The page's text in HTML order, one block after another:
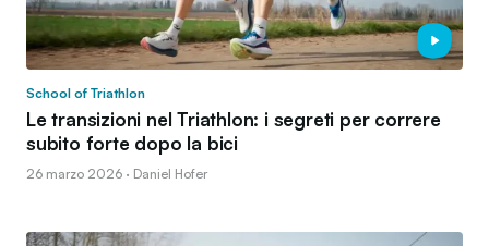
School of Triathlon
Le transizioni nel Triathlon: i segreti per correre
subito forte dopo la bici
26 marzo 2026 · Daniel Hofer